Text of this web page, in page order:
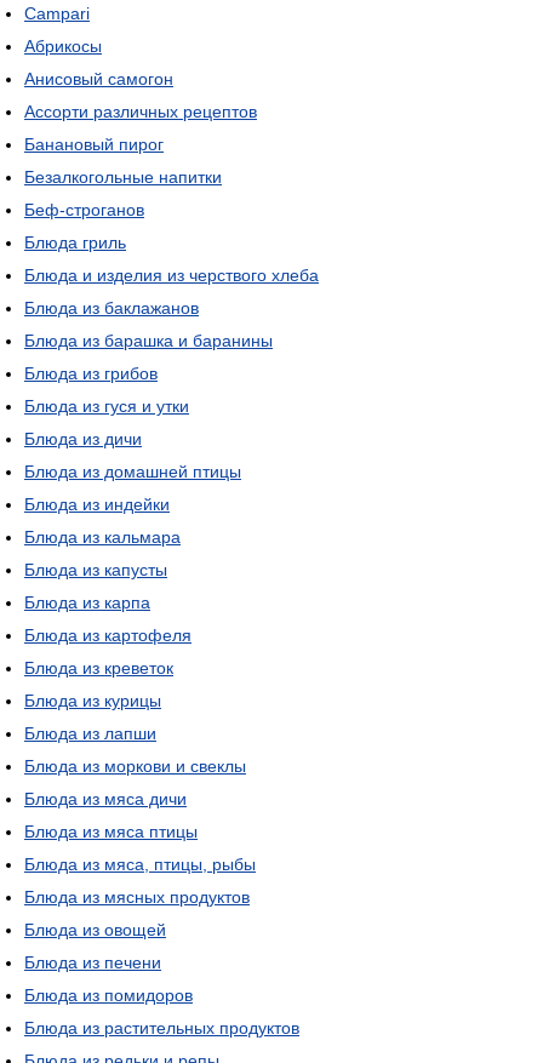
Campari
Абрикосы
Анисовый самогон
Ассорти различных рецептов
Банановый пирог
Безалкогольные напитки
Беф-строганов
Блюда гриль
Блюда и изделия из черствого хлеба
Блюда из баклажанов
Блюда из барашка и баранины
Блюда из грибов
Блюда из гуся и утки
Блюда из дичи
Блюда из домашней птицы
Блюда из индейки
Блюда из кальмара
Блюда из капусты
Блюда из карпа
Блюда из картофеля
Блюда из креветок
Блюда из курицы
Блюда из лапши
Блюда из моркови и свеклы
Блюда из мяса дичи
Блюда из мяса птицы
Блюда из мяса, птицы, рыбы
Блюда из мясных продуктов
Блюда из овощей
Блюда из печени
Блюда из помидоров
Блюда из растительных продуктов